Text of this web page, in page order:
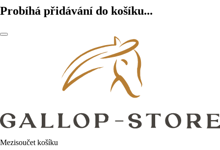
Probíhá přidávání do košíku...
Mezisoučet košíku